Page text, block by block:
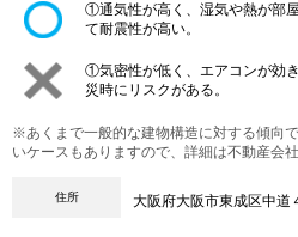
①通気性が高く、湿気や熱が部
て耐震性が高い。
①気密性が低く、エアコンが効
災時にリスクがある。
※あくまで一般的な建物構造に対する傾向
いケースもありますので、詳細は不動産会
住所 大阪府大阪市東成区中道